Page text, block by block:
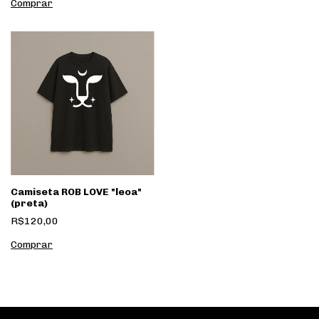
Comprar
Camiseta ROB LOVE "leoa"
(preta)
R$120,00
Comprar